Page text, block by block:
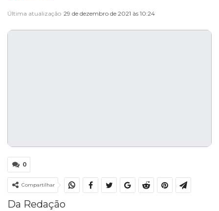
Última atualização 29 de dezembro de 2021 às 10:24
0
Compartilhar
Da Redação